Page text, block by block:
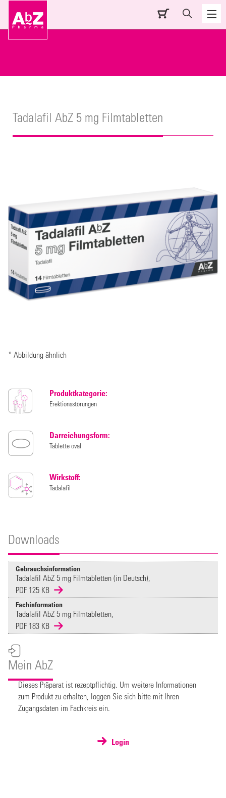
Tadalafil AbZ 5 mg Filmtabletten
* Abbildung ähnlich
Produktkategorie:
Erektionsstörungen
Darreichungsform:
Tablette oval
Wirkstoff:
Tadalafil
Downloads
Gebrauchsinformation
Tadalafil AbZ 5 mg Filmtabletten (in Deutsch),
PDF 125 KB
Fachinformation
Tadalafil AbZ 5 mg Filmtabletten,
PDF 183 KB
Mein AbZ
Dieses Präparat ist rezeptpflichtig. Um weitere Informationen
zum Produkt zu erhalten, loggen Sie sich bitte mit Ihren
Zugangsdaten im Fachkreis ein.
Login